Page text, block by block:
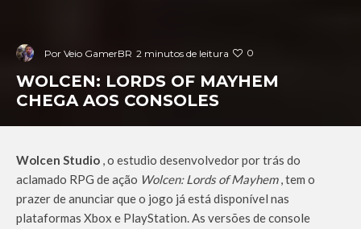
Por Veio GamerBR 2 minutos de leitura 0
WOLCEN: LORDS OF MAYHEM
CHEGA AOS CONSOLES
Wolcen Studio , o estudio desenvolvedor por trás do
aclamado RPG de ação Wolcen: Lords of Mayhem, tem o
prazer de anunciar que o jogo já está disponível nas
plataformas Xbox e PlayStation. As versões de console